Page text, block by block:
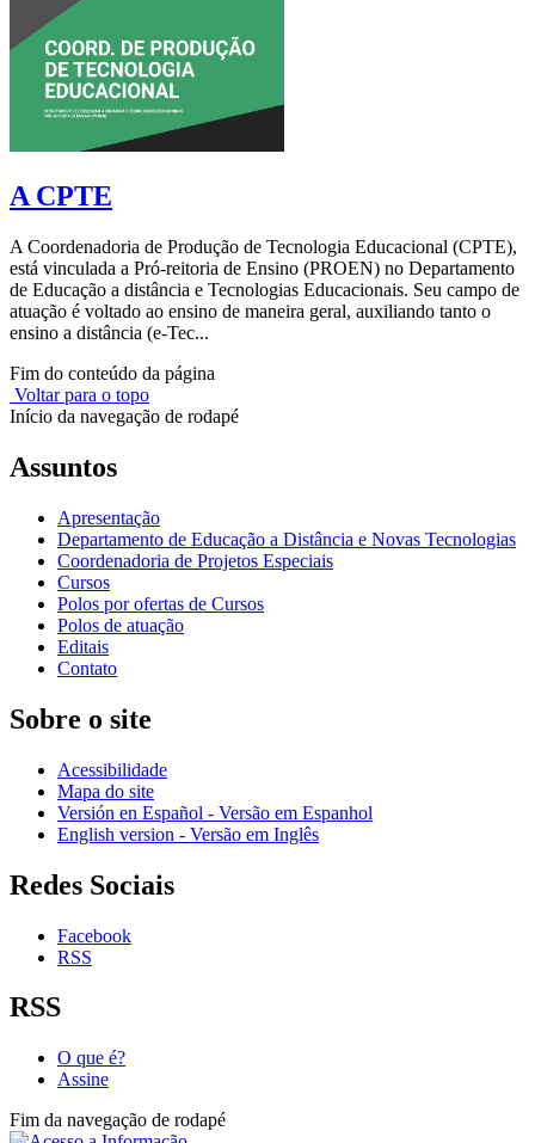
A CPTE
A Coordenadoria de Produção de Tecnologia Educacional (CPTE),
está vinculada a Pró-reitoria de Ensino (PROEN) no Departamento
de Educação a distância e Tecnologias Educacionais. Seu campo de
atuação é voltado ao ensino de maneira geral, auxiliando tanto o
ensino a distância (e-Tec...
Fim do conteúdo da página
Voltar para o topo
Início da navegação de rodapé
Assuntos
Apresentação
Departamento de Educação a Distância e Novas Tecnologias
Coordenadoria de Projetos Especiais
Cursos
Polos por ofertas de Cursos
Polos de atuação
Editais
Contato
Sobre o site
Acessibilidade
Mapa do site
Versión en Español - Versão em Espanhol
English version - Versão em Inglês
Redes Sociais
Facebook
RSS
RSS
O que é?
Assine
Fim da navegação de rodapé